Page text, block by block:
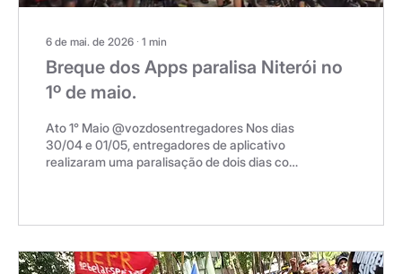
6 de mai. de 2026 ∙ 1 min
Breque dos Apps paralisa Niterói no
1º de maio.
Ato 1° Maio @vozdosentregadores Nos dias
30/04 e 01/05, entregadores de aplicativo
realizaram uma paralisação de dois dias com
de Janeiro, lutando contra as condições
trabalhadores de delivery. Entre as